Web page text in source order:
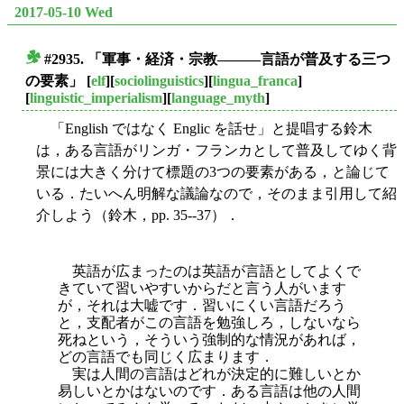
2017-05-10 Wed
#2935. 「軍事・経済・宗教―――言語が普及する三つ
の要素」
[elf][sociolinguistics][lingua_franca]
[linguistic_imperialism][language_myth]
「English ではなく Englic を話せ」と提唱する鈴木
は，ある言語がリンガ・フランカとして普及してゆく背
景には大きく分けて標題の3つの要素がある，と論じて
いる．たいへん明解な議論なので，そのまま引用して紹
介しよう（鈴木，pp. 35--37）．
英語が広まったのは英語が言語としてよくで
きていて習いやすいからだと言う人がいます
が，それは大嘘です．習いにくい言語だろう
と，支配者がこの言語を勉強しろ，しないなら
死ねと いう，そういう強制的な情況があれば，
どの言語でも同じく広まります．
実は人間の言語はどれが決定的に難しいとか
易しいとかはないのです．ある言語は他の人間